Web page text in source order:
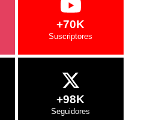
+70K
+98K